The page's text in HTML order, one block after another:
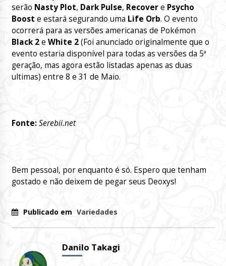
serão Nasty Plot, Dark Pulse, Recovere Psycho
Boost e estará segurando uma Life Orb. O evento
ocorrerá para as versões americanas de Pokémon
Black 2e White 2(Foi anunciado originalmente que o
evento estaria disponível para todas as versões da 5ª
geração, mas agora estão listadas apenas as duas
ultimas) entre 8 e 31 de Maio.
Fonte: Serebii.net
Bem pessoal, por enquanto é só. Espero que tenham
gostado e não deixem de pegar seus Deoxys!
Publicado em Variedades
Danilo Takagi